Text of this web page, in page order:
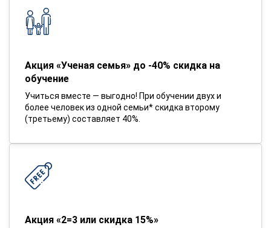
Акция «Ученая семья» до -40% скидка на
обучение
Учиться вместе — выгодно! При обучении двух и
более человек из одной семьи* скидка второму
(третьему) составляет 40%.
Акция «2=3 или скидка 15%»